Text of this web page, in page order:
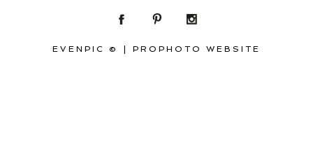
EVENPIC © PROPHOTO WEBSITE